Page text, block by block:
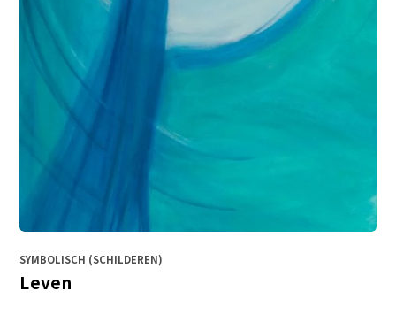
SYMBOLISCH (SCHILDEREN)
Leven